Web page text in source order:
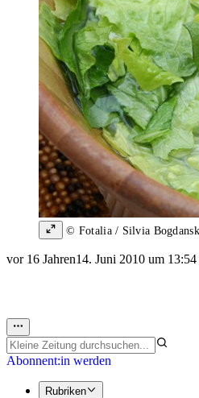
© Fotalia / Silvia
vor 16 Jahren14. Juni 2010 um 13:54
Abonnent:in werden
Rubriken